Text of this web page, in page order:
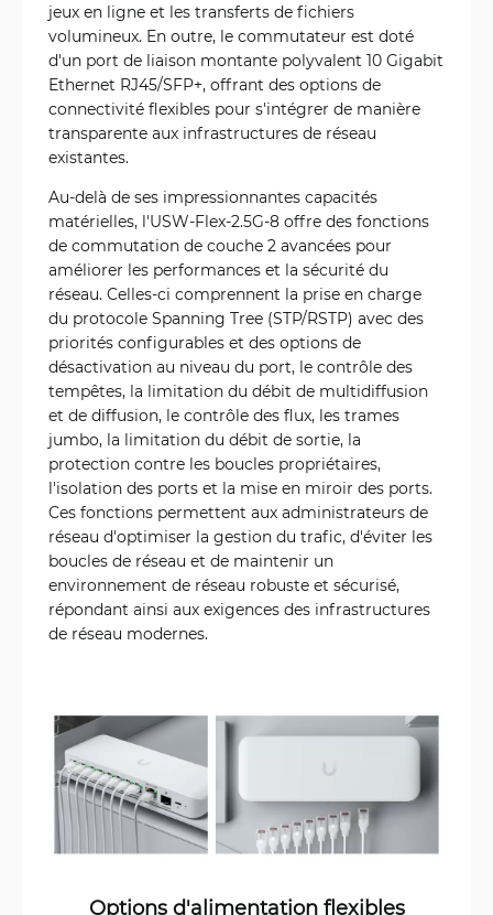
jeux en ligne et les transferts de fichiers
volumineux. En outre, le commutateur est doté
d'un port de liaison montante polyvalent 10 Gigabit
Ethernet RJ45/SFP+, offrant des options de
connectivité flexibles pour s'intégrer de manière
transparente aux infrastructures de réseau
existantes.
Au-delà de ses impressionnantes capacités
matérielles, l'USW-Flex-2.5G-8 offre des fonctions
de commutation de couche 2 avancées pour
améliorer les performances et la sécurité du
réseau. Celles-ci comprennent la prise en charge
du protocole Spanning Tree (STP/RSTP) avec des
priorités configurables et des options de
désactivation au niveau du port, le contrôle des
tempêtes, la limitation du débit de multidiffusion
et de diffusion, le contrôle des flux, les trames
jumbo, la limitation du débit de sortie, la
protection contre les boucles propriétaires,
l'isolation des ports et la mise en miroir des ports.
Ces fonctions permettent aux administrateurs de
réseau d'optimiser la gestion du trafic, d'éviter les
boucles de réseau et de maintenir un
environnement de réseau robuste et sécurisé,
répondant ainsi aux exigences des infrastructures
de réseau modernes.
Options d'alimentation flexibles